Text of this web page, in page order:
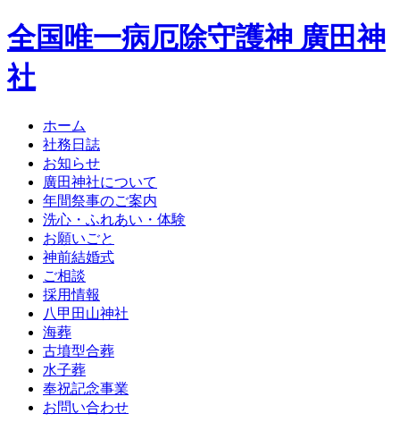
全国唯一病厄除守護神 廣田神
社
ホーム
社務日誌
お知らせ
廣田神社について
年間祭事のご案内
洗心・ふれあい・体験
お願いごと
神前結婚式
ご相談
採用情報
八甲田山神社
海葬
古墳型合葬
水子葬
奉祝記念事業
お問い合わせ